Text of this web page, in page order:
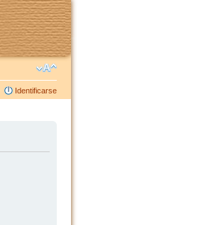
Identificarse